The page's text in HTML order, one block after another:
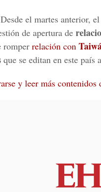
Desde el martes anterior,
de apertura de
romper relación con
que se editan en este país
y leer más contenidos